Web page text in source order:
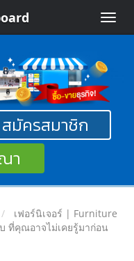
Toggle
สมัครสมาชิก
า
เฟอร์นิเจอร์ | Furniture
ที่คุณอาจไม่เคยรู้มาก่อน